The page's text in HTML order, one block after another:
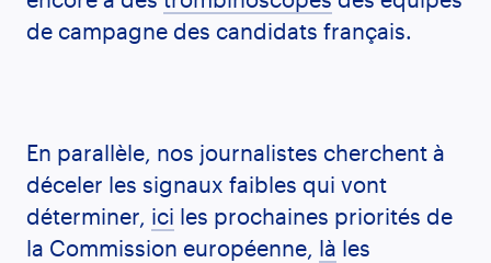
de campagne des candidats français.
En parallèle, nos journalistes cherchent à
déceler les signaux faibles qui vont
déterminer, ici les prochaines priorités de
la Commission européenne, là les